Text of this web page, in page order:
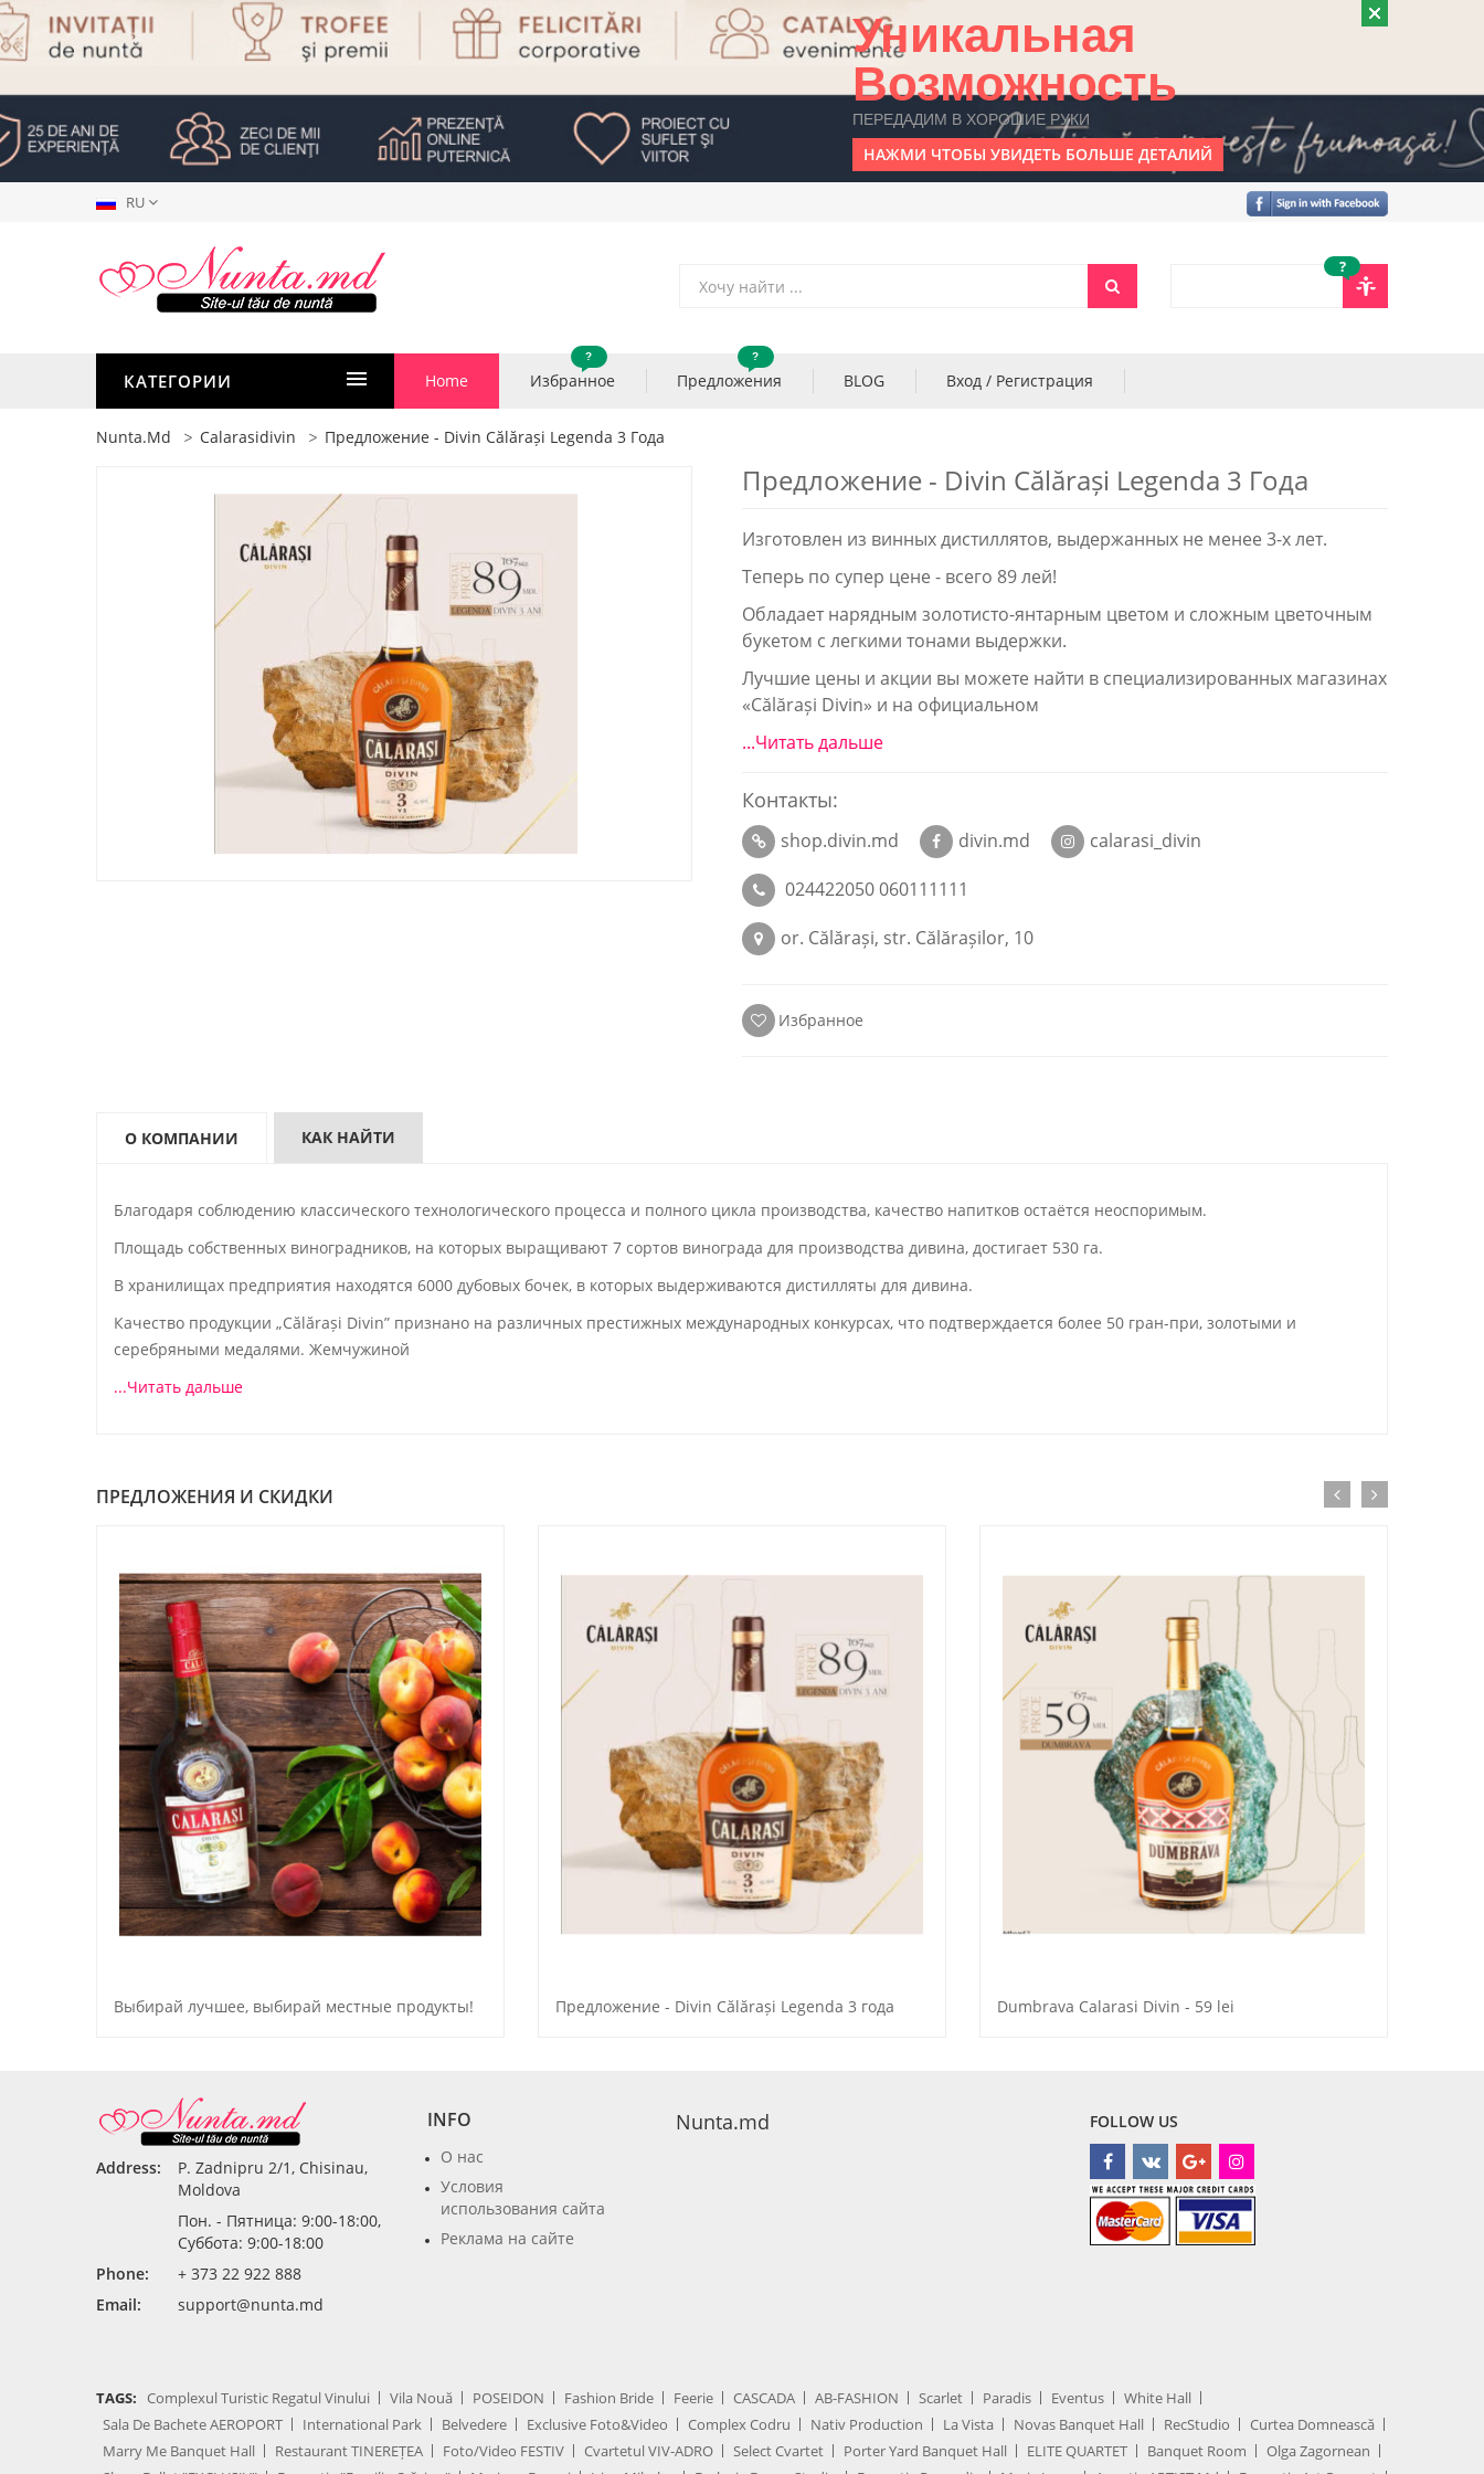
Уникальная
Возможность
ПЕРЕДАДИМ В ХОРОШИЕ РУКИ
НАЖМИ ЧТОБЫ УВИДЕТЬ БОЛЬШЕ ДЕТАЛИЙ
RU
?
КАТЕГОРИИ Home Избранное
?
Предложения
?
BLOG Вход / Регистрация
Nunta.md Calarasidivin Предложение - Divin Călărași Legenda 3 Года
Предложение - Divin Călărași Legenda 3 Года
Изготовлен из винных дистиллятов, выдержанных не менее 3-х лет.
Теперь по супер цене - всего 89 лей!
Обладает нарядным золотисто-янтарным цветом и сложным цветочным
букетом с легкими тонами выдержки.
Лучшие цены и акции вы можете найти в специализированных магазинах
«Călărași Divin» и на официальном
...Читать дальше
Контакты:
shop.divin.md divin.md
calarasi_divin
024422050 060111111
or. Călărași, str. Călărașilor, 10
Избранное
О КОМПАНИИ КАК НАЙТИ
Благодаря соблюдению классического технологического процесса и полного цикла производства, качество напитков остаётся неоспоримым.
Площадь собственных виноградников, на которых выращивают 7 сортов винограда для производства дивина, достигает 530 га.
В хранилищах предприятия находятся 6000 дубовых бочек, в которых выдерживаются дистилляты для дивина.
Качество продукции „Călărași Divin” признано на различных престижных международных конкурсах, что подтверждается более 50 гран-при, золотыми и
серебряными медалями. Жемчужиной
...Читать дальше
ПРЕДЛОЖЕНИЯ И СКИДКИ
Выбирай лучшее, выбирай местные продукты! Предложение - Divin Călărași Legenda 3 года Dumbrava Calarasi Divin - 59 lei
Address:
P. Zadnipru 2/1, Chisinau,
Moldova
Пон. - Пятница: 9:00-18:00,
Суббота: 9:00-18:00
Phone:
+ 373 22 922 888
Email:
support@nunta.md
INFO
О нас
Условия
использования сайта
Реклама на сайте
Nunta.md FOLLOW US
TAGS: Complexul Turistic Regatul Vinului Vila Nouă POSEIDON Fashion Bride Feerie CASCADA AB-FASHION Scarlet Paradis Eventus
White Hall
Sala De Bachete AEROPORT
International Park Belvedere Exclusive Foto&Video Complex Codru Nativ Production La Vista Novas Banquet Hall RecStudio
Curtea Domnească
Marry Me Banquet Hall
Restaurant TINEREȚEA Foto/Video FESTIV Cvartetul VIV-ADRO Select Cvartet Porter Yard Banquet Hall ELITE QUARTET Banquet Room
Olga Zagornean